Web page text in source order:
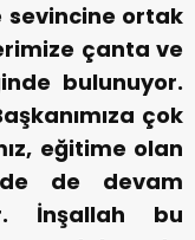
sevincine ortak
çanta ve
bulunuyor.
çok
eğitime olan
de devam
İnşallah bu